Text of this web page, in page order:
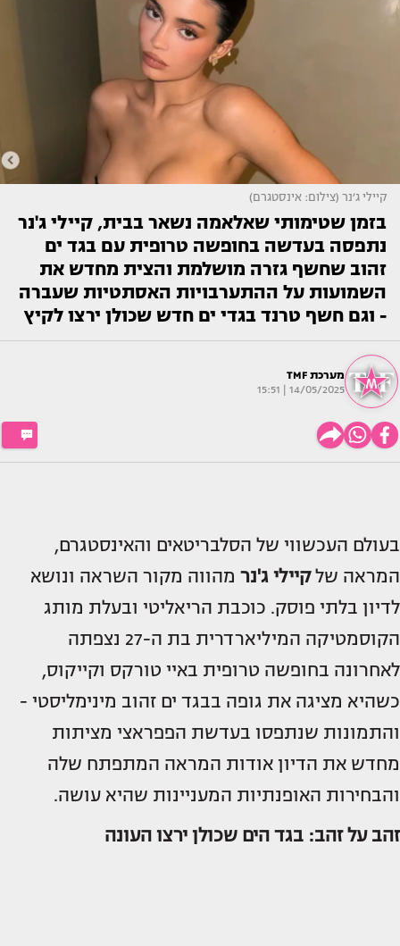
קיילי ג׳נר (צילום: אינסטגרם)
בזמן שטימותי שאלאמה נשאר בבית, קיילי ג'נר
נתפסה בעדשה בחופשה טרופית עם בגד ים
זהוב שחשף גזרה מושלמת והצית מחדש את
השמועות על ההתערבויות האסתטיות שעברה
- וגם חשף טרנד בגדי ים חדש שכולן ירצו לקיץ
מערכת TMF
14/05/2025 | 15:51
בעולם העכשווי של הסלבריטאים והאינסטגרם,
המראה שלקיילי ג'נר מהווה מקור השראה ונושא
לדיון בלתי פוסק. כוכבת הריאליטי ובעלת מותג
הקוסמטיקה המיליארדרית בת ה-27 נצפתה
לאחרונה בחופשה טרופית באיי טורקס וקייקוס,
כשהיא מציגה את גופה בבגד ים זהוב מינימליסטי -
והתמונות שנתפסו בעדשת הפפראצי מציתות
מחדש את הדיון אודות המראה המתפתח שלה
והבחירות האופנתיות המעניינות שהיא עושה.
זהב על זהב: בגד הים שכולן ירצו העונה